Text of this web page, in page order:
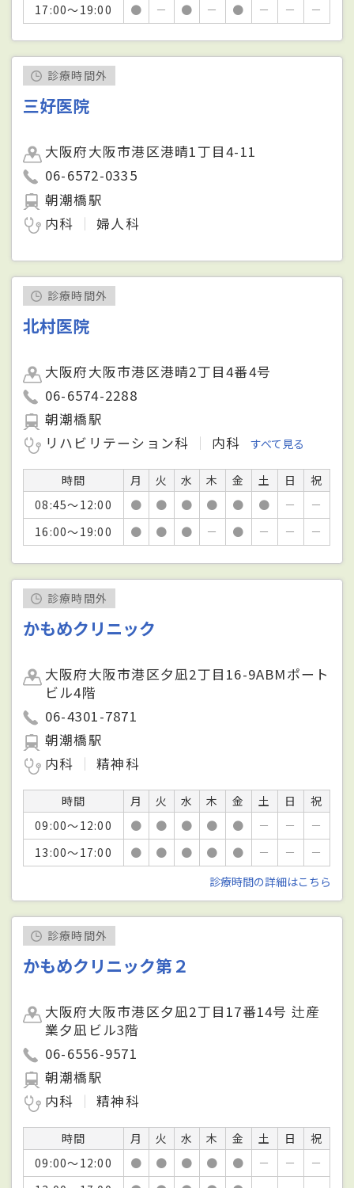
17:00～19:00
● － ● － ● － － －
診療時間外
三好医院
大阪府大阪市港区港晴1丁目4-11
06-6572-0335
朝潮橋駅
内科
婦人科
診療時間外
北村医院
大阪府大阪市港区港晴2丁目4番4号
06-6574-2288
朝潮橋駅
リハビリテーション科
内科 すべて見る
時間 月 火 水 木 金 土 日
祝
08:45～12:00
● ● ● ● ● ● －
－
16:00～19:00
● ● ● － ● － － －
診療時間外
かもめクリニック
大阪府大阪市港区夕凪2丁目16-9ABMポート
ビル4階
06-4301-7871
朝潮橋駅
内科
精神科
時間 月 火 水 木 金 土 日
祝
09:00～12:00
● ● ● ● ● － －
－
13:00～17:00
● ● ● ● ● － －
－
診療時間の詳細はこちら
診療時間外
かもめクリニック第２
大阪府大阪市港区夕凪2丁目17番14号 辻産
業夕凪ビル3階
06-6556-9571
朝潮橋駅
内科
精神科
時間 月 火 水 木 金 土 日
祝
09:00～12:00
● ● ● ● ● － －
－